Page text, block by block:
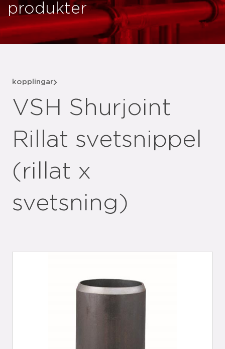
produkter
kopplingar
VSH Shurjoint
Rillat svetsnippel
(rillat x
svetsning)